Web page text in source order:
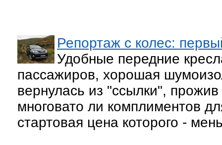
Репортаж с колес:
Удобные передние
пассажиров, хорошая
вернулась из "ссылки",
многовато ли комплиментов
стартовая цена которого -